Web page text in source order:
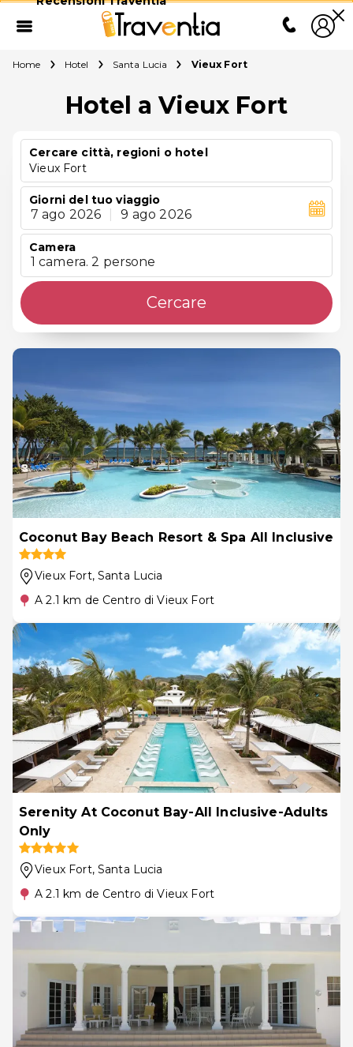
Home Hotel Santa Lucia Vieux Fort
Hotel a Vieux Fort
Cercare città, regioni o hotel
Vieux Fort
Giorni del tuo viaggio
7 ago 2026 9 ago 2026
Camera
1 camera. 2 persone
Cercare
Coconut Bay Beach Resort & Spa All Inclusive
Vieux Fort, Santa Lucia
A 2.1 km de Centro di Vieux Fort
Serenity At Coconut Bay-All Inclusive-Adults
Only
Vieux Fort, Santa Lucia
A 2.1 km de Centro di Vieux Fort